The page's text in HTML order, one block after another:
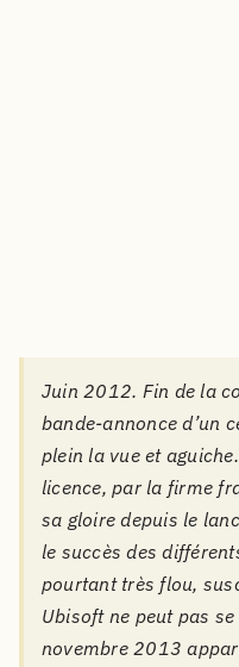
Juin 2012. Fin de la
bande-annonce d’un
plein la vue et
licence, par la firme
sa gloire depuis le
le succès des
pourtant très flou,
Ubisoftne peut pas
novembre 2013